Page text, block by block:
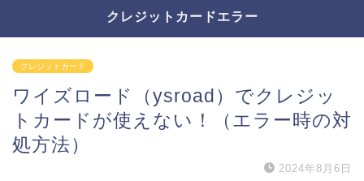
クレジットカードエラー
クレジットカード
ワイズロード（ysroad）でクレジッ
トカードが使えない！（エラー時の対
処方法）
2024年8月6日